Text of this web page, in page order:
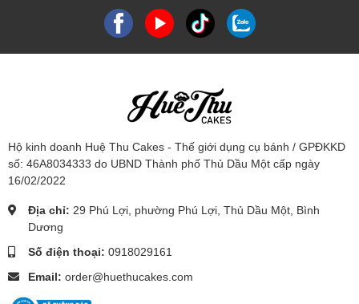
Hộ kinh doanh Huệ Thu Cakes - Thế giới dụng cụ bánh / GPĐKKD
số: 46A8034333 do UBND Thành phố Thủ Dầu Một cấp ngày
16/02/2022
Địa chỉ: 29 Phú Lợi, phường Phú Lợi, Thủ Dầu Một, Bình
Dương
Số điện thoại: 0918029161
Email: order@huethucakes.com